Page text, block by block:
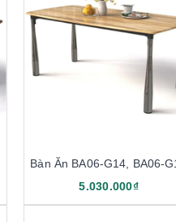
Bàn Ăn BA06-G14, BA06-
5.030.000₫